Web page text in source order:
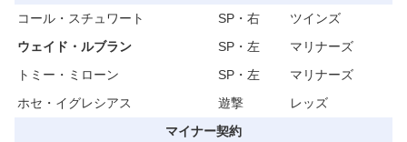
コール・スチュワート
SP・右
ツインズ
ウェイド・ルブラン
SP・左
マリナーズ
トミー・ミローン
SP・左
マリナーズ
ホセ・イグレシアス
遊撃
レッズ
マイナー契約